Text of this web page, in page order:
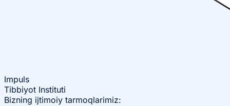
Impuls
Tibbiyot Instituti
Bizning ijtimoiy tarmoqlarimiz: